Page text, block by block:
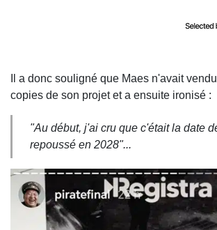
Il a donc souligné que Maes n'avait
copies de son projet et a ensuite ironisé :
"Au début, j'ai cru que c'était la date
repoussé en 2028"...